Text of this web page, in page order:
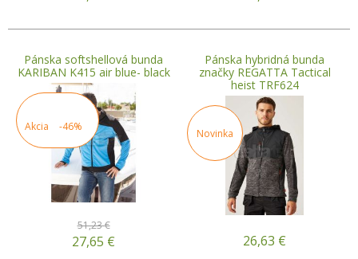
Pánska softshellová bunda
KARIBAN K415 air blue- black
Akcia -46%
51,23 €
27,65 €
Pánska hybridná bunda
značky REGATTA Tactical
heist TRF624
Novinka
26,63 €